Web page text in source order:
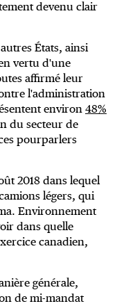
devenu clair
États, ainsi
vertu d'une
affirmé leur
l'administration
environ 48%
du secteur de
pourparlers
2018 dans lequel
légers, qui
Environnement
dans quelle
canadien,
générale,
de mi-mandat